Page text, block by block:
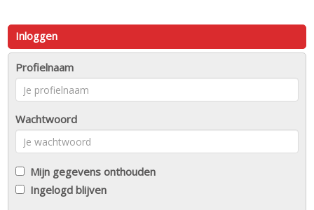
Inloggen
Profielnaam
Wachtwoord
Mijn gegevens onthouden
Ingelogd blijven